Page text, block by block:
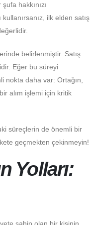
hakkınızı
ilk elden satış
belirlenmiştir. Satış
Eğer bu süreyi
nokta daha var: Ortağın,
alım işlemi için kritik
süreçlerin de önemli bir
geçmekten çekinmeyin!
Yolları: